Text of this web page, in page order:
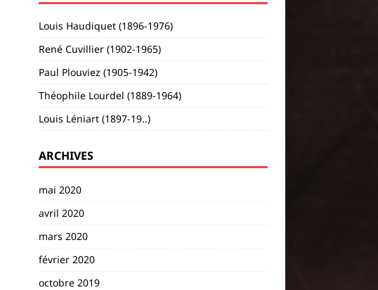
Louis Haudiquet (1896-1976)
René Cuvillier (1902-1965)
Paul Plouviez (1905-1942)
Théophile Lourdel (1889-1964)
Louis Léniart (1897-19..)
ARCHIVES
mai 2020
avril 2020
mars 2020
février 2020
octobre 2019